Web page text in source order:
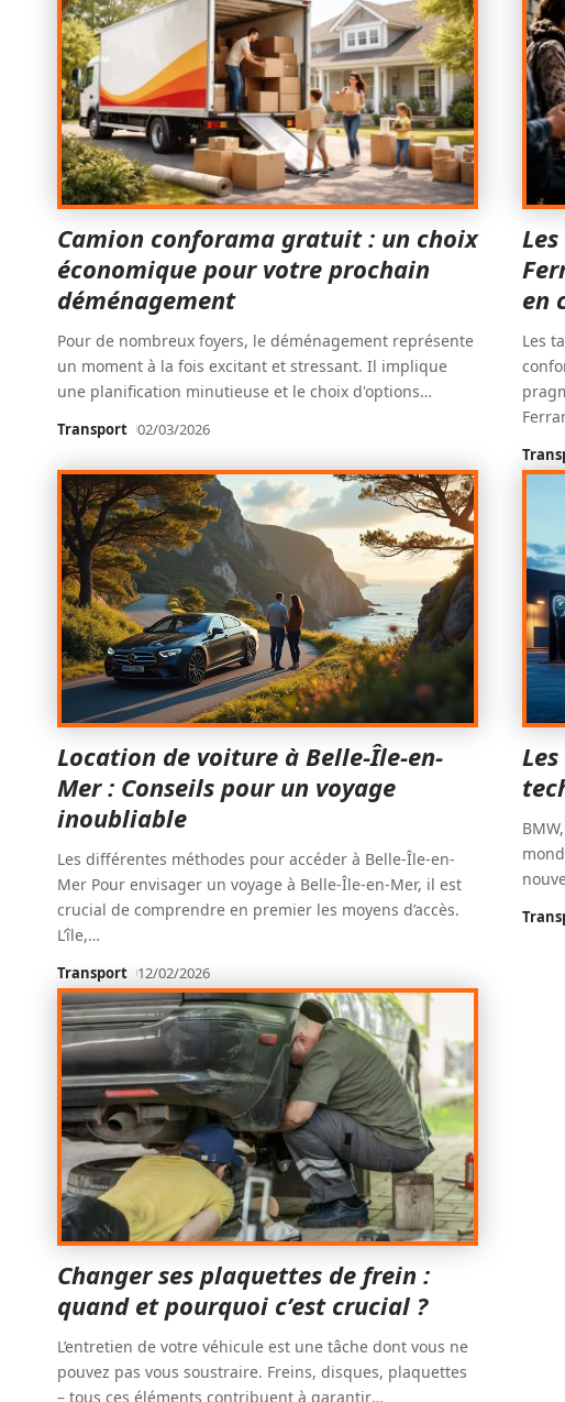
Camion conforama gratuit : un choix
économique pour votre prochain
déménagement
Pour de nombreux foyers, le déménagement représente
un moment à la fois excitant et stressant. Il implique
une planification minutieuse et le choix d'options…
Transport 02/03/2026
en
Les
Location de voiture à Belle-Île-en-
Mer : Conseils pour un voyage
inoubliable
Les différentes méthodes pour accéder à Belle-Île-en-
Mer Pour envisager un voyage à Belle-Île-en-Mer, il est
crucial de comprendre en premier les moyens d’accès.
L’île,…
Transport 12/02/2026
Changer ses plaquettes de frein :
quand et pourquoi c’est crucial ?
L’entretien de votre véhicule est une tâche dont vous ne
pouvez pas vous soustraire. Freins, disques, plaquettes
– tous ces éléments contribuent à garantir…